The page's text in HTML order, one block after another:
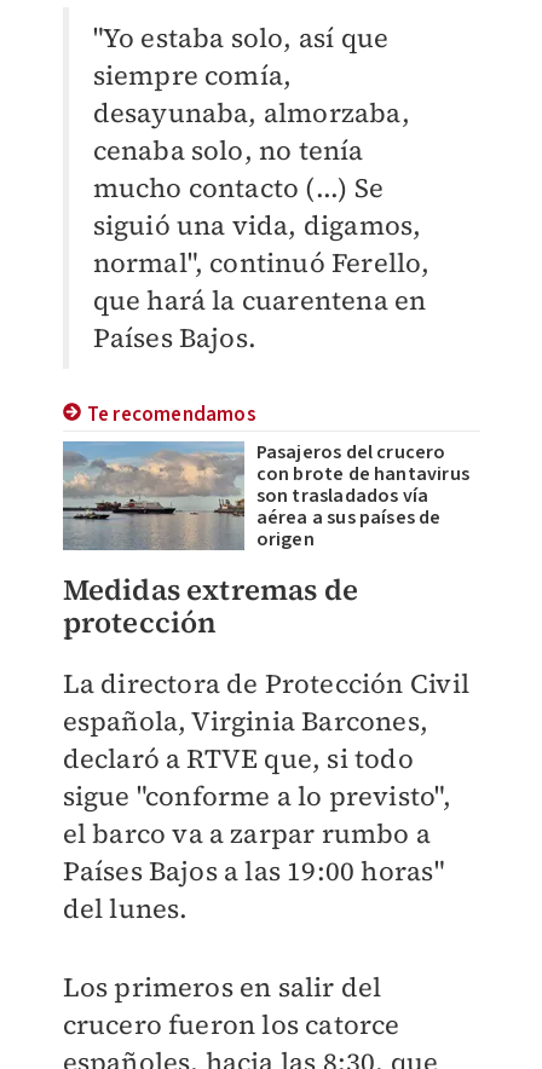
"Yo estaba solo, así que
siempre comía,
desayunaba, almorzaba,
cenaba solo, no tenía
mucho contacto (...) Se
siguió una vida, digamos,
normal", continuó Ferello,
que hará la cuarentena en
Países Bajos.
Te recomendamos
Pasajeros del crucero
con brote de hantavirus
son trasladados vía
aérea a sus países de
origen
Medidas extremas de
protección
La directora de Protección Civil
española, Virginia Barcones,
declaró a RTVE que, si todo
sigue "conforme a lo previsto",
el barco va a zarpar rumbo a
Países Bajos a las 19:00 horas"
del lunes.
Los primeros en salir del
crucero fueron los catorce
españoles, hacia las 8:30, que